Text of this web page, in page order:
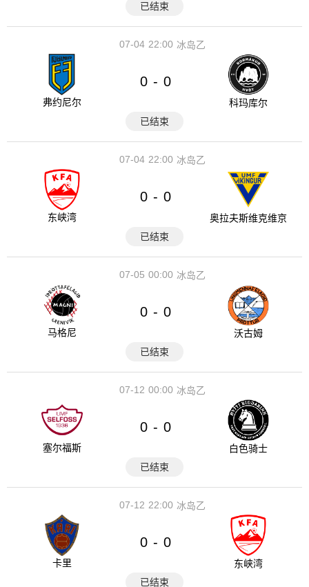
已结束
22:00
07-04 冰岛乙
弗约尼尔
0 - 0
科玛库尔
已结束
22:00
07-04 冰岛乙
东峡湾
0 - 0
奥拉夫斯维克维京
已结束
00:00
07-05 冰岛乙
马格尼
0 - 0
沃古姆
已结束
00:00
07-12 冰岛乙
塞尔福斯
0 - 0
白色骑士
已结束
22:00
07-12 冰岛乙
卡里
0 - 0
东峡湾
已结束